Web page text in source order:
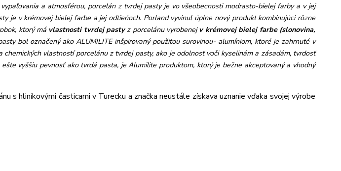
a atmosférou, porcelán z tvrdej pasty je vo všeobecnosti modrasto-bielej farby a v jej
je v krémovej bielej farbe a jej odtieňoch. Porland vyvinul úplne nový produkt kombinujúci rôzne
ktorý má vlastnosti tvrdej pastyz porcelánu vyrobenejv krémovej bielej farbe (slonovina,
bol označený ako ALUMILITE inšpirovaný použitou surovinou- alumíniom, ktoré je zahrnuté v
chemických vlastností porcelánu z tvrdej pasty, ako je odolnosť voči kyselinám a zásadám, tvrdosť
vyššiu pevnosť ako tvrdá pasta, je Alumilite produktom, ktorý je bežne akceptovaný a vhodný
s hliníkovými časticami v Turecku a značka neustále získava uznanie vďaka svojej výrobe